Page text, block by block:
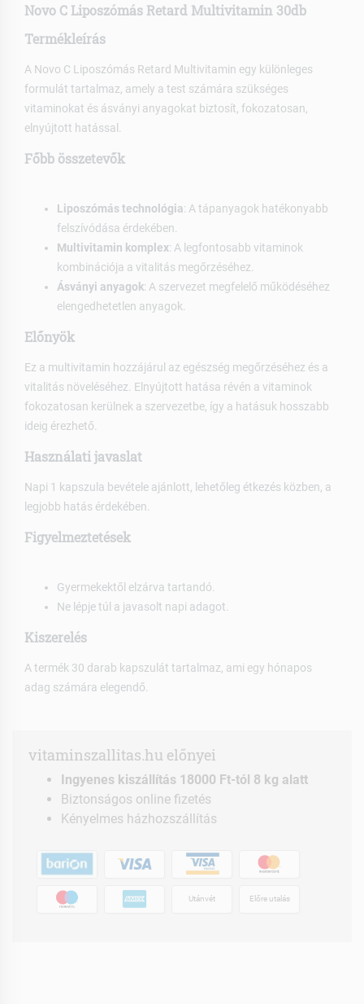
Novo C Liposzómás Retard Multivitamin 30db
Termékleírás
A Novo C Liposzómás Retard Multivitamin egy különleges
formulát tartalmaz, amely a test számára szükséges
vitaminokat és ásványi anyagokat biztosít, fokozatosan,
elnyújtott hatással.
Főbb összetevők
Liposzómás technológia: A tápanyagok hatékonyabb
felszívódása érdekében.
Multivitamin komplex: A legfontosabb vitaminok
kombinációja a vitalitás megőrzéséhez.
Ásványi anyagok: A szervezet megfelelő működéséhez
elengedhetetlen anyagok.
Előnyök
Ez a multivitamin hozzájárul az egészség megőrzéséhez és a
vitalitás növeléséhez. Elnyújtott hatása révén a vitaminok
fokozatosan kerülnek a szervezetbe, így a hatásuk hosszabb
ideig érezhető.
Használati javaslat
Napi 1 kapszula bevétele ajánlott, lehetőleg étkezés közben, a
legjobb hatás érdekében.
Figyelmeztetések
Gyermekektől elzárva tartandó.
Ne lépje túl a javasolt napi adagot.
Kiszerelés
A termék 30 darab kapszulát tartalmaz, ami egy hónapos
adag számára elegendő.
vitaminszallitas.hu előnyei
Ingyenes kiszállítás 18000 Ft-tól 8 kg alatt
Biztonságos online fizetés
Kényelmes házhozszállítás
Utánvét Előre utalás